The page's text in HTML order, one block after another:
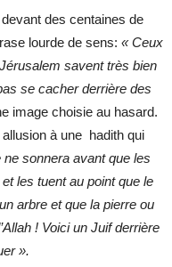
des centaines de
lourde de sens: « Ceux
savent très bien
se cacher derrière des
image choisie au hasard.
à une hadith qui
ne sonnera avant que les
les tuent au point que le
arbre et que la pierre ou
! Voici un Juif derrière
».